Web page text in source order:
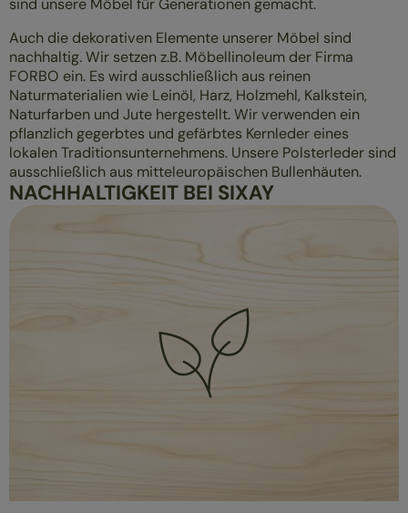
sind unsere Möbel für Generationen gemacht.
Auch die dekorativen Elemente unserer Möbel sind
nachhaltig. Wir setzen z.B. Möbellinoleum der Firma
FORBO ein. Es wird ausschließlich aus reinen
Naturmaterialien wie Leinöl, Harz, Holzmehl, Kalkstein,
Naturfarben und Jute hergestellt. Wir verwenden ein
pflanzlich gegerbtes und gefärbtes Kernleder eines
lokalen Traditionsunternehmens. Unsere Polsterleder sind
ausschließlich aus mitteleuropäischen Bullenhäuten.
NACHHALTIGKEIT BEI SIXAY